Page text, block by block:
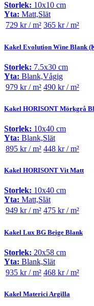
Storlek: 10x10 cm
Yta: Matt,Slät
729 kr / m² 365 kr / m²
Kakel Evolution Wine Blank
Storlek: 7.5x30 cm
Yta: Blank,Vågig
979 kr / m² 490 kr / m²
Kakel HORISONT Mörkgrå
Storlek: 10x40 cm
Yta: Blank,Slät
895 kr / m² 448 kr / m²
Kakel HORISONT Vit Matt
Storlek: 10x40 cm
Yta: Matt,Slät
949 kr / m² 475 kr / m²
Kakel Lux BG Beige Blank
Storlek: 20x58 cm
Yta: Blank,Slät
935 kr / m² 468 kr / m²
Kakel Materici Argilla